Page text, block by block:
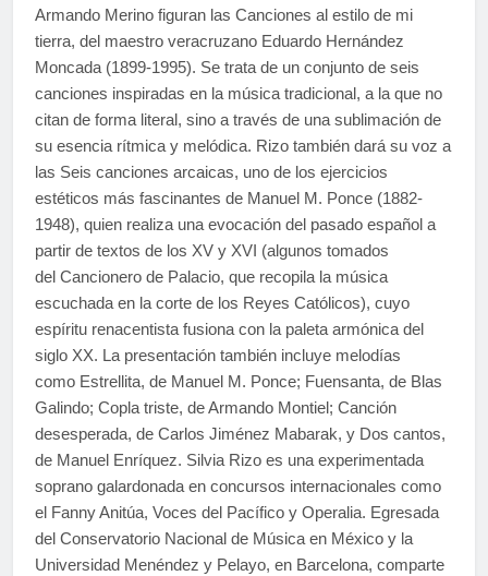
Armando Merino figuran las Canciones al estilo de mi
tierra, del maestro veracruzano Eduardo Hernández
Moncada (1899-1995). Se trata de un conjunto de seis
canciones inspiradas en la música tradicional, a la que no
citan de forma literal, sino a través de una sublimación de
su esencia rítmica y melódica. Rizo también dará su voz a
las Seis canciones arcaicas, uno de los ejercicios
estéticos más fascinantes de Manuel M. Ponce (1882-
1948), quien realiza una evocación del pasado español a
partir de textos de los XV y XVI (algunos tomados
del Cancionero de Palacio, que recopila la música
escuchada en la corte de los Reyes Católicos), cuyo
espíritu renacentista fusiona con la paleta armónica del
siglo XX. La presentación también incluye melodías
como Estrellita, de Manuel M. Ponce; Fuensanta, de Blas
Galindo; Copla triste, de Armando Montiel; Canción
desesperada, de Carlos Jiménez Mabarak, y Dos cantos,
de Manuel Enríquez. Silvia Rizo es una experimentada
soprano galardonada en concursos internacionales como
el Fanny Anitúa, Voces del Pacífico y Operalia. Egresada
del Conservatorio Nacional de Música en México y la
Universidad Menéndez y Pelayo, en Barcelona, comparte